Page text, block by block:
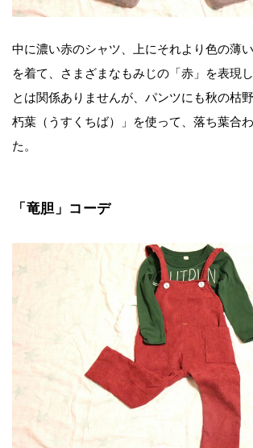
中に濃い赤のシャツ、上にそれより色の薄
を着て、さまざまなもみじの「赤」を表現
とは関係ありませんが、パンツにも秋の枯
朽葉（うすくちば）」を使って、落ち葉合
た。
「竜胆」コーデ